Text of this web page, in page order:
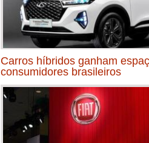
Carros híbridos ganham
consumidores brasileiros